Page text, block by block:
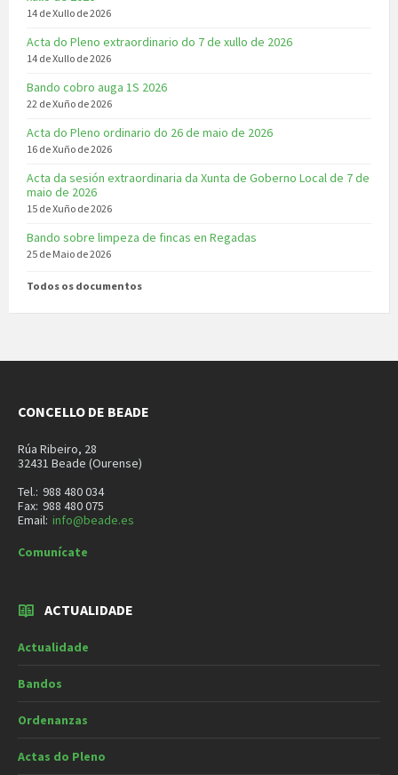
14 de Xullo de 2026
Acta do Pleno extraordinario do 7 de xullo de 2026
14 de Xullo de 2026
Bando cobro auga 1S 2026
22 de Xuño de 2026
Acta do Pleno ordinario do 26 de maio de 2026
16 de Xuño de 2026
Acta da sesión extraordinaria da Xunta de Goberno Local de 7 de
maio de 2026
15 de Xuño de 2026
Bando sobre limpeza de fincas en Regadas
25 de Maio de 2026
Todos os documentos
CONCELLO DE BEADE
Rúa Ribeiro, 28
32431 Beade (Ourense)
Tel.: 988 480 034
Fax: 988 480 075
Email: info@beade.es
Comunícate
ACTUALIDADE
Actualidade
Bandos
Ordenanzas
Actas do Pleno